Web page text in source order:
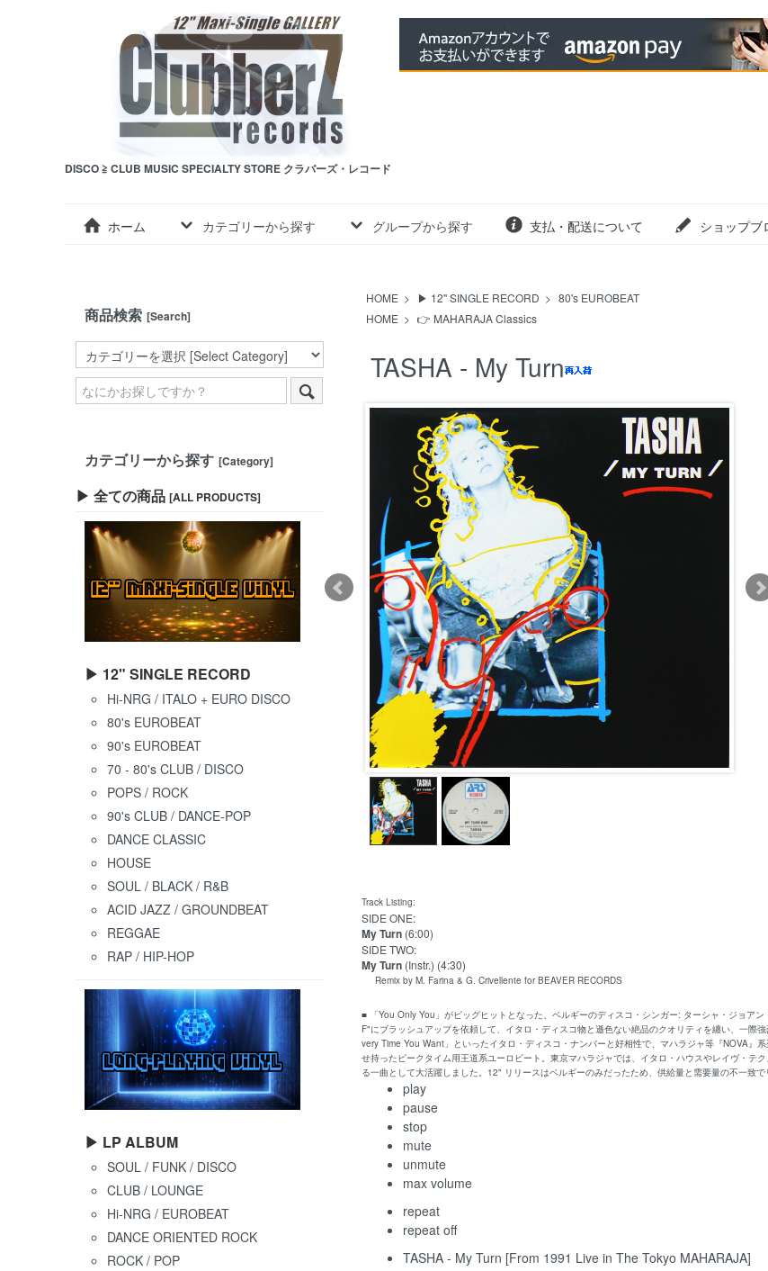
DISCO ≧ CLUB MUSIC SPECIALTY STORE クラバーズ・レコード
ホーム カテゴリーから探す グループから探す 支払・配送について ショップブ
HOME > ▶ 12" SINGLE RECORD > 80's EUROBEAT
HOME > 👉 MAHARAJA Classics
TASHA - My Turn
Track Listing:
SIDE ONE:
My Turn (6:00)
SIDE TWO:
My Turn (Instr.) (4:30)
Remix by M. Farina & G. Crivellente for BEAVER RECORDS
■ 「You Only You」がビッグヒットとなった、ベルギーのディスコ・シンガー: ターシャ・ジョア
F"にブラッシュアップを依頼して、イタロ・ディスコ物と遜色ない絶品のクオリティを纏い、一
very Time You Want」といったイタロ・ディスコ・ナンバーと好相性で、マハラジャ等『NOVA
せ持ったピークタイム用王道系ユーロビート。東京マハラジャでは、イタロ・ハウスやレイヴ・
る一曲として大活躍しました。12" リリースはベルギーのみだったため、供給量と需要量の不一致で
play
pause
stop
mute
unmute
max volume
repeat
repeat off
TASHA - My Turn [From 1991 Live in The Tokyo MAHARAJA]
商品検索 [Search]
カテゴリーから探す [Category]
▶ 全ての商品 [ALL PRODUCTS]
▶ 12" SINGLE RECORD
Hi-NRG / ITALO + EURO DISCO
80's EUROBEAT
90's EUROBEAT
70 - 80's CLUB / DISCO
POPS / ROCK
90's CLUB / DANCE-POP
DANCE CLASSIC
HOUSE
SOUL / BLACK / R&B
ACID JAZZ / GROUNDBEAT
REGGAE
RAP / HIP-HOP
▶ LP ALBUM
SOUL / FUNK / DISCO
CLUB / LOUNGE
Hi-NRG / EUROBEAT
DANCE ORIENTED ROCK
ROCK / POP